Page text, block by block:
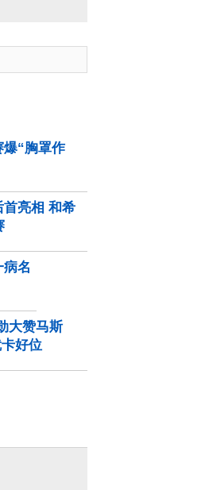
“胸罩作
首亮相 和希
名
大赞马斯
好位